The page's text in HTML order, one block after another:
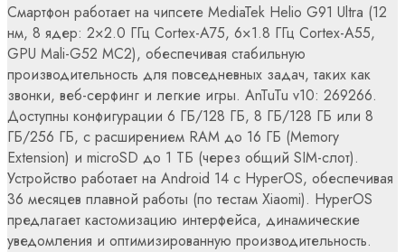
Смартфон работает на чипсете MediaTek Helio G91 Ultra (12
нм, 8 ядер: 2×2.0 ГГц Cortex-A75, 6×1.8 ГГц Cortex-A55,
GPU Mali-G52 MC2), обеспечивая стабильную
производительность для повседневных задач, таких как
звонки, веб-серфинг и легкие игры. AnTuTu v10: 269266.
Доступны конфигурации 6 ГБ/128 ГБ, 8 ГБ/128 ГБ или 8
ГБ/256 ГБ, с расширением RAM до 16 ГБ (Memory
Extension) и microSD до 1 ТБ (через общий SIM-слот).
Устройство работает на Android 14 с HyperOS, обеспечивая
36 месяцев плавной работы (по тестам Xiaomi). HyperOS
предлагает кастомизацию интерфейса, динамические
уведомления и оптимизированную производительность.